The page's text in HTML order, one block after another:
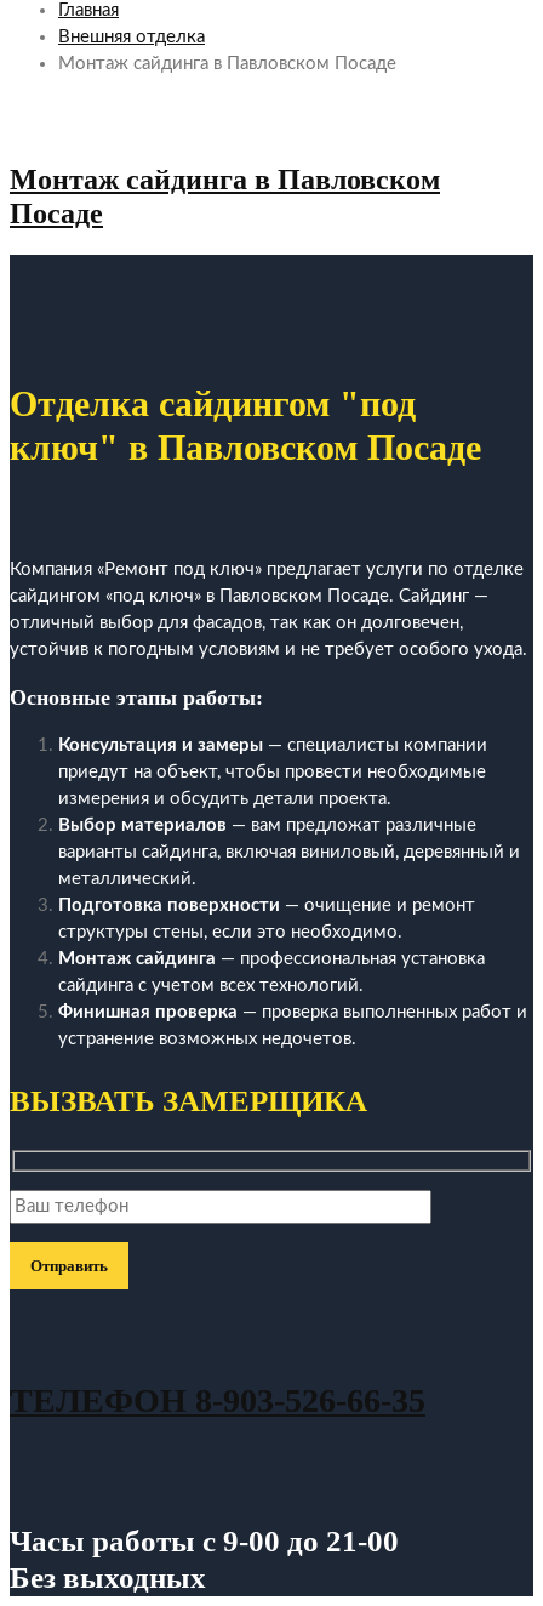
Главная
Внешняя отделка
Монтаж сайдинга в Павловском Посаде
Монтаж сайдинга в Павловском
Посаде
Отделка сайдингом "под
ключ" в Павловском Посаде
Компания «Ремонт под ключ» предлагает услуги по отделке
сайдингом «под ключ» в Павловском Посаде. Сайдинг —
отличный выбор для фасадов, так как он долговечен,
устойчив к погодным условиям и не требует особого ухода.
Основные этапы работы:
Консультация и замеры — специалисты компании
приедут на объект, чтобы провести необходимые
измерения и обсудить детали проекта.
Выбор материалов — вам предложат различные
варианты сайдинга, включая виниловый, деревянный и
металлический.
Подготовка поверхности — очищение и ремонт
структуры стены, если это необходимо.
Монтаж сайдинга — профессиональная установка
сайдинга с учетом всех технологий.
Финишная проверка — проверка выполненных работ и
устранение возможных недочетов.
ВЫЗВАТЬ ЗАМЕРЩИКА
ТЕЛЕФОН 8-903-526-66-35
Часы работы с 9-00 до 21-00
Без выходных